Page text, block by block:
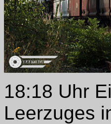
18:18 Uhr
Leerzuges